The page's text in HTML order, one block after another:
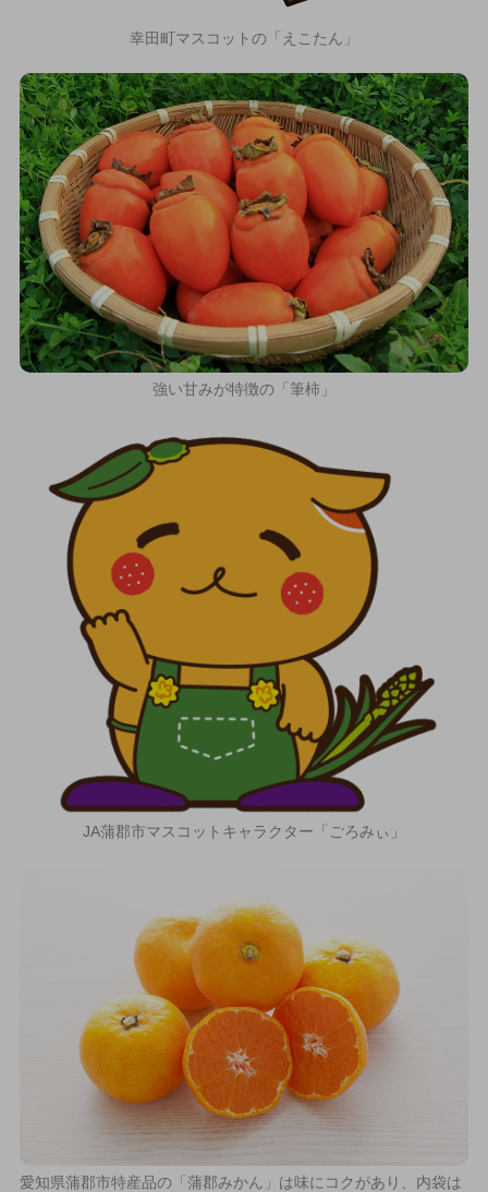
幸田町マスコットの「えこたん」
強い甘みが特徴の「筆柿」
JA蒲郡市マスコットキャラクター「ごろみぃ」
愛知県蒲郡市特産品の「蒲郡みかん」は味にコクがあり、内袋は